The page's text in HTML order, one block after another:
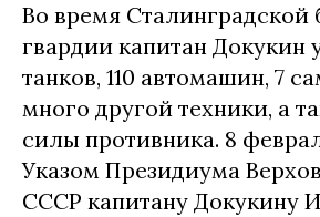
Во время Сталинградской
гвардии капитан Докукин
танков, 110 автомашин, 7
много другой техники, а
силы противника. 8
Указом Президиума
СССР капитану Докукину